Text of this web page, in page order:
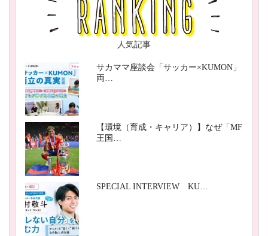
人気記事
サカママ座談会「サッカー×KUMON」
両…
【環境（育成・キャリア）】なぜ「MF
王国…
SPECIAL INTERVIEW KU…